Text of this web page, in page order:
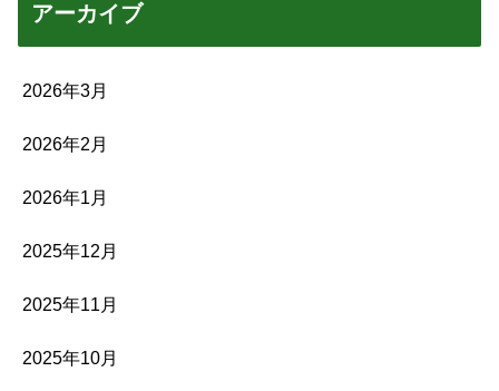
アーカイブ
2026年3月
2026年2月
2026年1月
2025年12月
2025年11月
2025年10月